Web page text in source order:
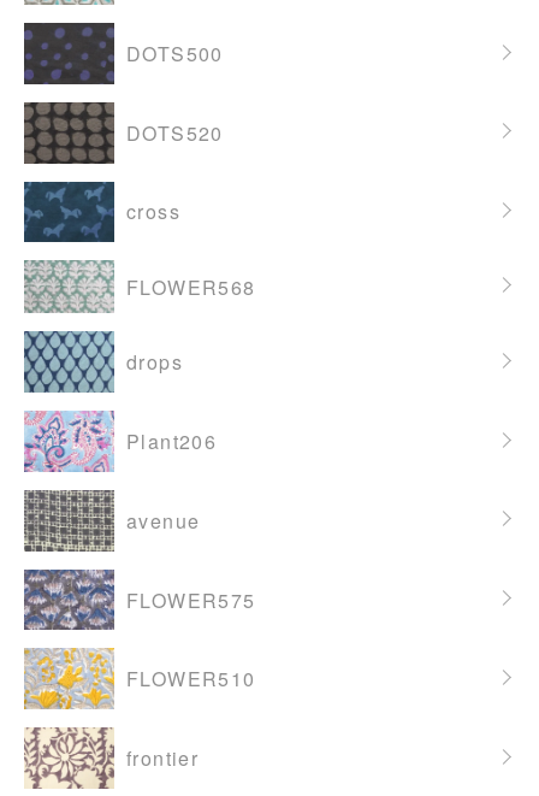
DOTS500
DOTS520
cross
FLOWER568
drops
Plant206
avenue
FLOWER575
FLOWER510
frontier